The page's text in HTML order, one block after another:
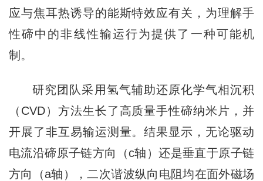
应与焦耳热诱导的能斯特效应有关，为理解手
性碲中的非线性输运行为提供了一种可能机
制。
研究团队采用氢气辅助还原化学气相沉积
（CVD）方法生长了高质量手性碲纳米片，并
开展了非互易输运测量。结果显示，无论驱动
电流沿碲原子链方向（c轴）还是垂直于原子链
方向（a轴），二次谐波纵向电阻均在面外磁场